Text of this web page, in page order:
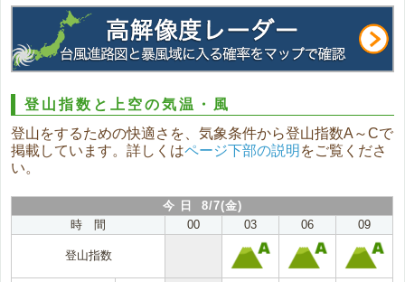
登山指数と上空の気温・風
登山をするための快適さを、気象条件から登山指数A～Cで
掲載しています。詳しくはページ下部の説明 をご覧くださ
い。
今 日 8/7(金)
時 間
00 03 06 09
登山指数